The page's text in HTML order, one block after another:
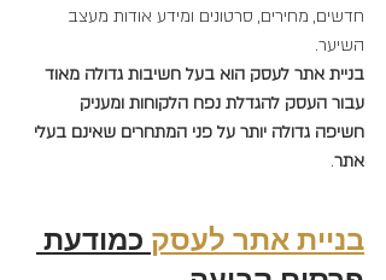
חדשים, מחירים, סרטונים ומידע אודות מעצב
השיער.
בניית אתר לעסק הוא בעל חשיבות גדולה מאוד
עבור העסק להגדלת נפח הלקוחות ומעניק
חשיפה גדולה יותר על פני המתחרים שאינם בעלי
אתר.
בניית אתר לעסק כמודעת